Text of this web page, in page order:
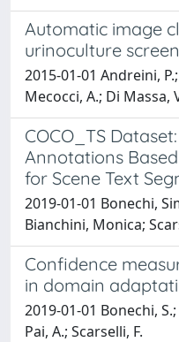
Automatic image
urinoculture
2015-01-01 Andreini,
Mecocci, A.; Di Massa,
COCO_TS
Annotations
for Scene Text
2019-01-01 Bonechi,
Bianchini, Monica;
Confidence
in domain
2019-01-01 Bonechi,
Pai, A.; Scarselli, F.